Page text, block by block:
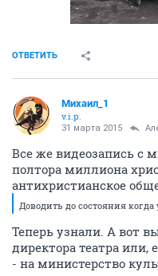
ОТВЕТИТЬ
Михаил_1
v.i.p.
31 марта 2015
Все же видеозапись с
полтора миллиона
антихристианское
Доводить до состояния
Теперь узнали. А вот
директора театра или,
- на министерство